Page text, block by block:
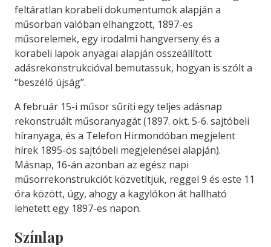
feltáratlan korabeli dokumentumok alapján a
műsorban valóban elhangzott, 1897-es
műsorelemek, egy irodalmi hangverseny és a
korabeli lapok anyagai alapján összeállított
adásrekonstrukcióval bemutassuk, hogyan is szólt a
“beszélő újság”.
A február 15-i műsor sűríti egy teljes adásnap
rekonstruált műsoranyagát (1897. okt. 5-6. sajtóbeli
híranyaga, és a Telefon Hirmondóban megjelent
hírek 1895-ös sajtóbeli megjelenései alapján).
Másnap, 16-án azonban az egész napi
műsorrekonstrukciót közvetítjük, reggel 9 és este 11
óra között, úgy, ahogy a kagylókon át hallható
lehetett egy 1897-es napon.
Színlap